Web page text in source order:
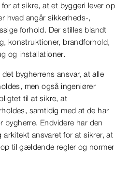
at sikre, at et byggeri lever op
hvad angår sikkerheds-,
forhold. Der stilles blandt
konstruktioner, brandforhold,
og installationer.
bygherrens ansvar, at alle
men også ingeniører
til at sikre, at
samtidig med at de har
bygherre. Endvidere har den
arkitekt ansvaret for at sikrer, at
til gældende regler og normer